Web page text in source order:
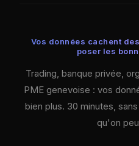
Vos données cachent
poser les
Trading, banque privée,
PME genevoise : vos
bien plus. 30 minutes,
qu'on